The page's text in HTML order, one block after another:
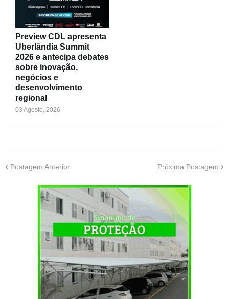
Preview CDL apresenta
Uberlândia Summit
2026 e antecipa debates
sobre inovação,
negócios e
desenvolvimento
regional
03 Agosto, 2026
Postagem Anterior Próxima Postagem